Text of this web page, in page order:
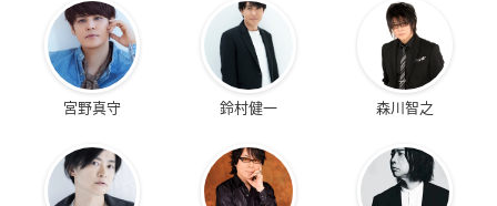
宮野真守 鈴村健一 森川智之